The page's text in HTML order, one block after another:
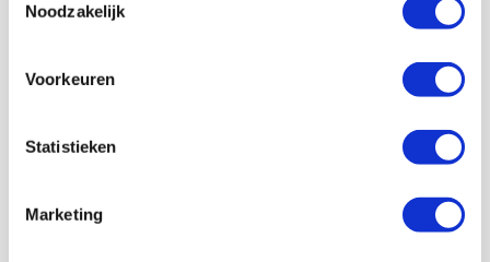
Noodzakelijk
Voorkeuren
Statistieken
Marketing
SEP